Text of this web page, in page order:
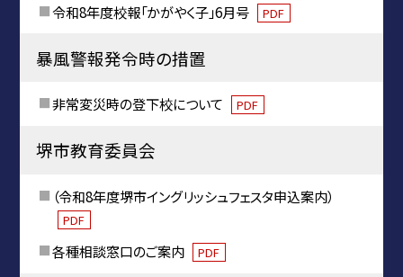
令和8年度校報「かがやく子」6月号 PDF
暴風警報発令時の措置
非常変災時の登下校について PDF
堺市教育委員会
（令和8年度堺市イングリッシュフェスタ申込案内）
PDF
各種相談窓口のご案内 PDF